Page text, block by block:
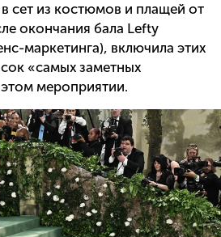
сет из костюмов и плащей от
окончания бала Lefty
маркетинга), включила этих
«самых заметных
мероприятии.